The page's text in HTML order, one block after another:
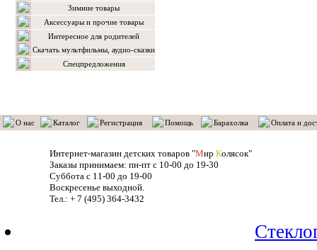
Зимние товары
Аксессуары и прочие товары
Интересное для родителей
Скачать мультфильмы, аудио-сказки
Спецпредложения
О нас Каталог Регистрация Помощь Барахолка Оплата и
Интернет-магазин детских товаров "Мир Колясок"
Заказы принимаем: пн-пт с 10-00 до 19-30
Суббота с 11-00 до 19-00
Воскресенье выходной.
Тел.: + 7 (495) 364-3432